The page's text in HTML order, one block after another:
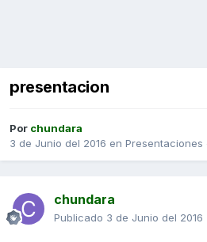
presentacion
Por chundara
3 de Junio del 2016 en Presentaciones
chundara
Publicado 3 de Junio del 2016